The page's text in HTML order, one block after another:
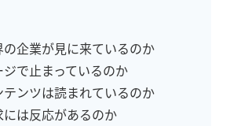
の企業が見に来ているのか
ジで止まっているのか
テンツは読まれているのか
には反応があるのか